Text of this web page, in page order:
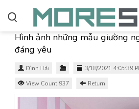
Hình ảnh những mẫu giường
đáng yêu
Đình Hải
3/18/2021 4:05:39
View Count 937
Return